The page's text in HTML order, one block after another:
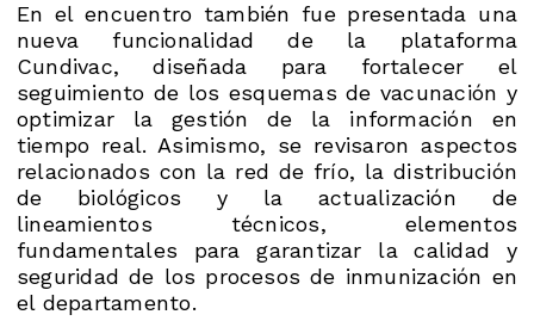
En el encuentro también fue presentada una
nueva funcionalidad de la plataforma
Cundivac, diseñada para fortalecer el
seguimiento de los esquemas de vacunación y
optimizar la gestión de la información en
tiempo real. Asimismo, se revisaron aspectos
relacionados con la red de frío, la distribución
de biológicos y la actualización de
lineamientos técnicos, elementos
fundamentales para garantizar la calidad y
seguridad de los procesos de inmunización en
el departamento.